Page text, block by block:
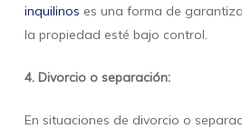
inquilinos es una forma de
la propiedad esté bajo control.
4. Divorcio o separación:
En situaciones de divorcio o